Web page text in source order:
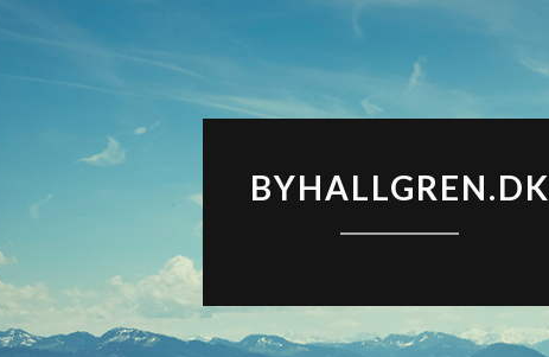
BYHALLGREN.DK